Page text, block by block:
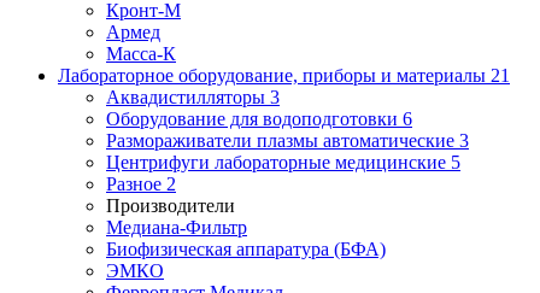
Кронт-М
Армед
Масса-К
Лабораторное оборудование, приборы и материалы 21
Аквадистилляторы 3
Оборудование для водоподготовки 6
Размораживатели плазмы автоматические 3
Центрифуги лабораторные медицинские 5
Разное 2
Производители
Медиана-Фильтр
Биофизическая аппаратура (БФА)
ЭМКО